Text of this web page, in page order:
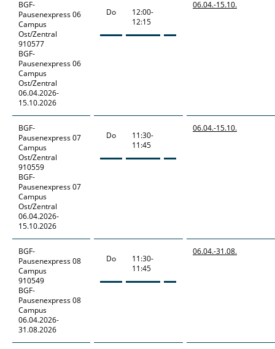
BGF-
Pausenexpress06
Campus
Ost/Zentral
910577
BGF-
Pausenexpress 06
Campus
Ost/Zentral
06.04.2026-
15.10.2026
Do
12:00-
12:15
06.04.-15.10.
BGF-
Pausenexpress07
Campus
Ost/Zentral
910559
BGF-
Pausenexpress 07
Campus
Ost/Zentral
06.04.2026-
15.10.2026
Do
11:30-
11:45
06.04.-15.10.
BGF-
Pausenexpress08
Campus
910549
BGF-
Pausenexpress 08
Campus
06.04.2026-
31.08.2026
Do
11:30-
11:45
06.04.-31.08.